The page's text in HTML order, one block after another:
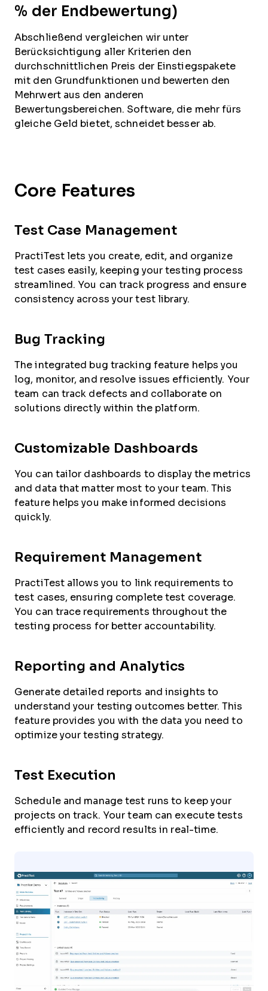
% der Endbewertung)
Abschließend vergleichen wir unter
Berücksichtigung aller Kriterien den
durchschnittlichen Preis der Einstiegspakete
mit den Grundfunktionen und bewerten den
Mehrwert aus den anderen
Bewertungsbereichen. Software, die mehr fürs
gleiche Geld bietet, schneidet besser ab.
Core Features
Test Case Management
PractiTest lets you create, edit, and organize
test cases easily, keeping your testing process
streamlined. You can track progress and ensure
consistency across your test library.
Bug Tracking
The integrated bug tracking feature helps you
log, monitor, and resolve issues efficiently. Your
team can track defects and collaborate on
solutions directly within the platform.
Customizable Dashboards
You can tailor dashboards to display the metrics
and data that matter most to your team. This
feature helps you make informed decisions
quickly.
Requirement Management
PractiTest allows you to link requirements to
test cases, ensuring complete test coverage.
You can trace requirements throughout the
testing process for better accountability.
Reporting and Analytics
Generate detailed reports and insights to
understand your testing outcomes better. This
feature provides you with the data you need to
optimize your testing strategy.
Test Execution
Schedule and manage test runs to keep your
projects on track. Your team can execute tests
efficiently and record results in real-time.